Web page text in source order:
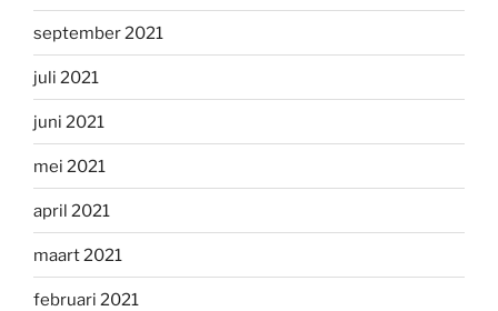
september 2021
juli 2021
juni 2021
mei 2021
april 2021
maart 2021
februari 2021